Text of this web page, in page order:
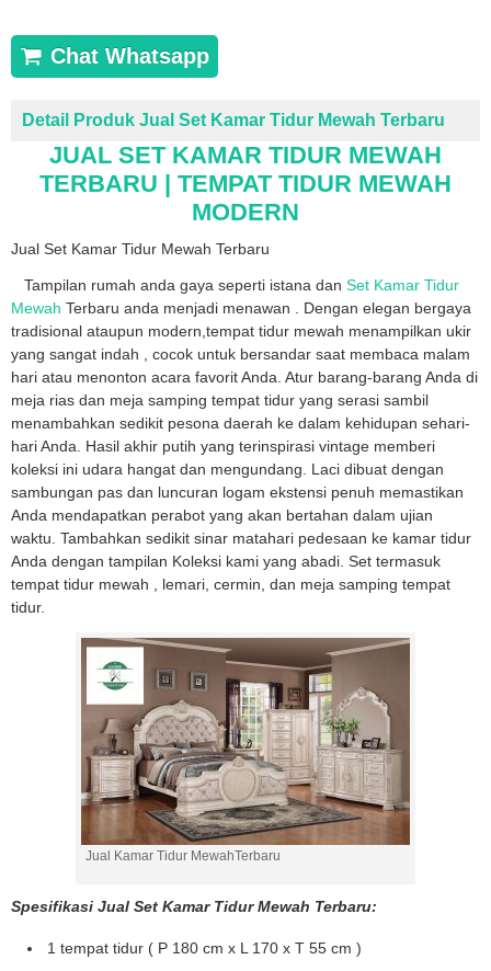
Chat Whatsapp
Detail Produk Jual Set Kamar Tidur Mewah Terbaru
JUAL SET KAMAR TIDUR MEWAH
TERBARU | TEMPAT TIDUR MEWAH
MODERN
Jual Set Kamar Tidur Mewah Terbaru
Tampilan rumah anda gaya seperti istana dan Set Kamar Tidur
Mewah Terbaru anda menjadi menawan . Dengan elegan bergaya
tradisional ataupun modern,tempat tidur mewah menampilkan ukir
yang sangat indah , cocok untuk bersandar saat membaca malam
hari atau menonton acara favorit Anda. Atur barang-barang Anda di
meja rias dan meja samping tempat tidur yang serasi sambil
menambahkan sedikit pesona daerah ke dalam kehidupan sehari-
hari Anda. Hasil akhir putih yang terinspirasi vintage memberi
koleksi ini udara hangat dan mengundang. Laci dibuat dengan
sambungan pas dan luncuran logam ekstensi penuh memastikan
Anda mendapatkan perabot yang akan bertahan dalam ujian
waktu. Tambahkan sedikit sinar matahari pedesaan ke kamar tidur
Anda dengan tampilan Koleksi kami yang abadi. Set termasuk
tempat tidur mewah , lemari, cermin, dan meja samping tempat
tidur.
Jual Kamar Tidur MewahTerbaru
Spesifikasi Jual Set Kamar Tidur Mewah Terbaru:
1 tempat tidur ( P 180 cm x L 170 x T 55 cm )